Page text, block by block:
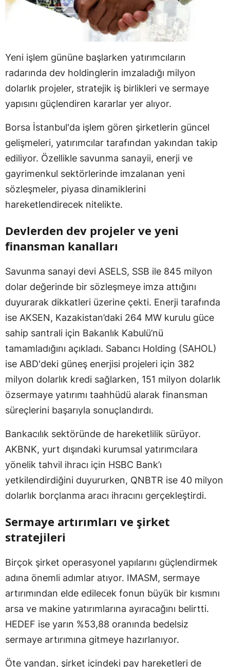
Yeni işlem gününe başlarken yatırımcıların
radarında dev holdinglerin imzaladığı milyon
dolarlık projeler, stratejik iş birlikleri ve sermaye
yapısını güçlendiren kararlar yer alıyor.
Borsa İstanbul'da işlem gören şirketlerin güncel
gelişmeleri, yatırımcılar tarafından yakından takip
ediliyor. Özellikle savunma sanayii, enerji ve
gayrimenkul sektörlerinde imzalanan yeni
sözleşmeler, piyasa dinamiklerini
hareketlendirecek nitelikte.
Devlerden dev projeler ve yeni
finansman kanalları
Savunma sanayi devi ASELS, SSB ile 845 milyon
dolar değerinde bir sözleşmeye imza attığını
duyurarak dikkatleri üzerine çekti. Enerji tarafında
ise AKSEN, Kazakistan’daki 264 MW kurulu güce
sahip santrali için Bakanlık Kabulü’nü
tamamladığını açıkladı. Sabancı Holding (SAHOL)
ise ABD'deki güneş enerjisi projeleri için 382
milyon dolarlık kredi sağlarken, 151 milyon dolarlık
özsermaye yatırımı taahhüdü alarak finansman
süreçlerini başarıyla sonuçlandırdı.
Bankacılık sektöründe de hareketlilik sürüyor.
AKBNK, yurt dışındaki kurumsal yatırımcılara
yönelik tahvil ihracı için HSBC Bank’ı
yetkilendirdiğini duyururken, QNBTR ise 40 milyon
dolarlık borçlanma aracı ihracını gerçekleştirdi.
Sermaye artırımları ve şirket
stratejileri
Birçok şirket operasyonel yapılarını güçlendirmek
adına önemli adımlar atıyor. IMASM, sermaye
artırımından elde edilecek fonun büyük bir kısmını
arsa ve makine yatırımlarına ayıracağını belirtti.
HEDEF ise yarın %53,88 oranında bedelsiz
sermaye artırımına gitmeye hazırlanıyor.
Öte yandan, şirket içindeki pay hareketleri de